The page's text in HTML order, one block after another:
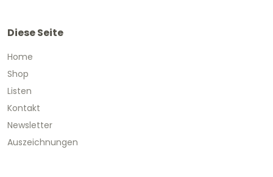
Diese Seite
Home
Shop
Listen
Kontakt
Newsletter
Auszeichnungen